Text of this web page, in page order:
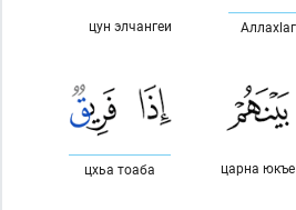
цун элчангеи
царна юкъе
цхьа тоаба